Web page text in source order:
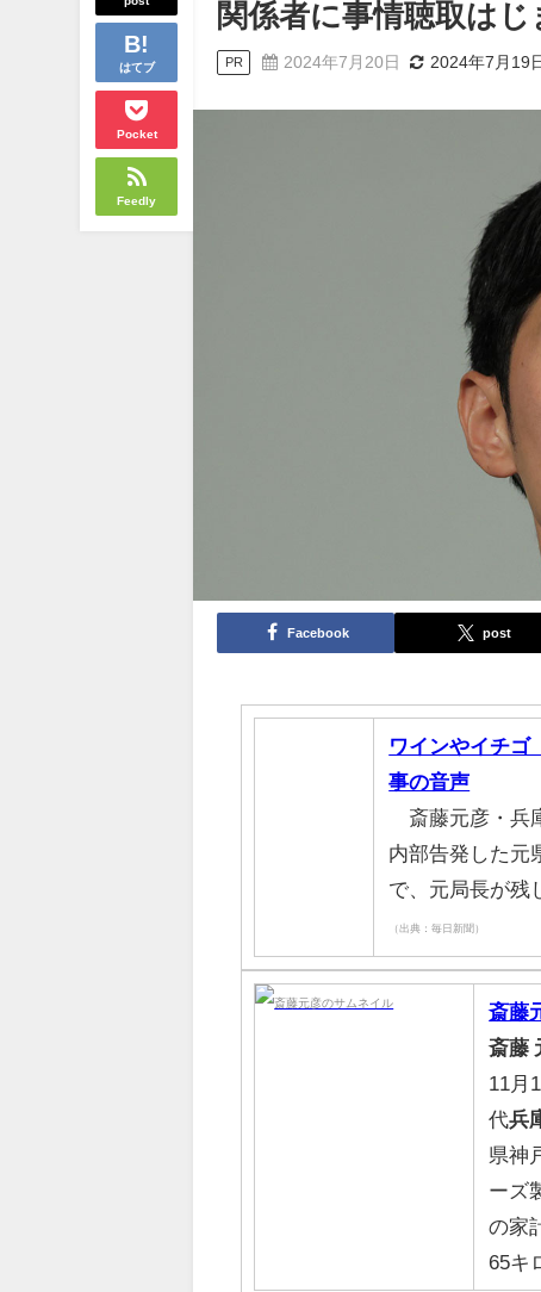
はてブ
Pocket
Feedly
関係者に事情聴取は
PR 2024年7月20日 2024年7月19
Facebook post
ワインやイチ
事の音声
斎藤元彦・兵
内部告発した元
で、元局長が残
（出典：毎日新聞）
斎藤
斎藤
11月
代兵
県神
ーズ
の家
65キ